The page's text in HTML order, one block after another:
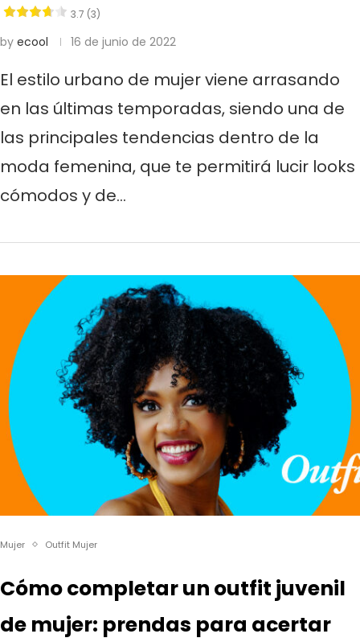
3.7 (3)
by ecool 16 de junio de 2022
El estilo urbano de mujer viene arrasando
en las últimas temporadas, siendo una de
las principales tendencias dentro de la
moda femenina, que te permitirá lucir looks
cómodos y de…
Mujer Outfit Mujer
Cómo completar un outfit juvenil
de mujer: prendas para acertar